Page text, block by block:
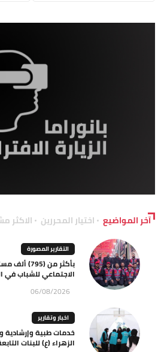
آخر المواضيع اختيار المحررين الاكثر
التقارير المصورة
بأكثر من
الاجتماعي للشباب في
06/08/2026
اخبار وتقارير
خدمات طبية وإرشادية
الزهراء (ع) للبنات